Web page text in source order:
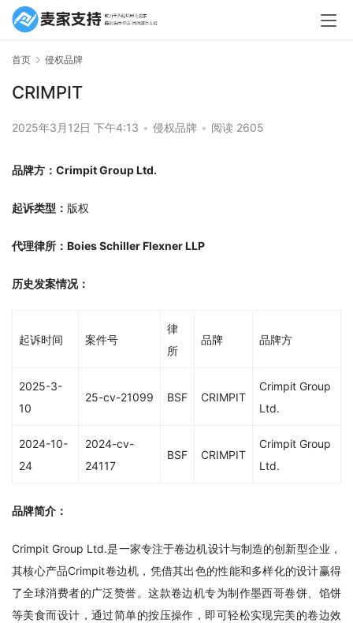
首页 侵权品牌
CRIMPIT
2025年3月12日 下午4:13 • 侵权品牌 • 阅读 2605
品牌方：Crimpit Group Ltd.
起诉类型： 版权
代理律所：Boies Schiller Flexner LLP
历史发案情况：
起诉时间 案件号
律
所
品牌 品牌方
2025-3-
10
25-cv-21099 BSF CRIMPIT
Crimpit Group
Ltd.
2024-10-
24
2024-cv-
24117
BSF CRIMPIT
Crimpit Group
Ltd.
品牌简介：
Crimpit Group Ltd.是一家专注于卷边机设计与制造的创新型企业，
其核心产品Crimpit卷边机，凭借其出色的性能和多样化的设计赢得
了全球消费者的广泛赞誉。这款卷边机专为制作墨西哥卷饼、馅饼
等美食而设计，通过简单的按压操作，即可轻松实现完美的卷边效